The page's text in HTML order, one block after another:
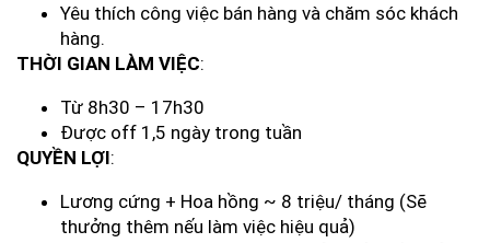
Yêu thích công việc bán hàng và chăm sóc khách
hàng.
THỜI GIAN LÀM VIỆC:
Từ 8h30 – 17h30
Được off 1,5 ngày trong tuần
QUYỀN LỢI:
Lương cứng + Hoa hồng ~ 8 triệu/ tháng (Sẽ
thưởng thêm nếu làm việc hiệu quả)